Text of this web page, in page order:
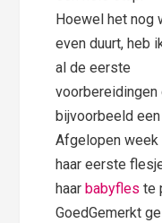
Hoewel het nog
even duurt, heb
al de eerste
voorbereidingen
bijvoorbeeld
Afgelopen
haar eerste
haarbabyfles te
GoedGemerkt